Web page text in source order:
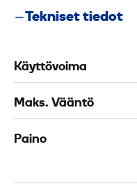
Tekniset tiedot
Käyttövoima
Maks. Vääntö
Paino